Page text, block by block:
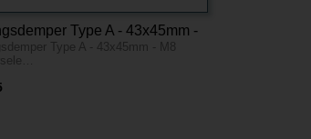
Type A - 43x45mm -
Type A - 43x45mm - M8